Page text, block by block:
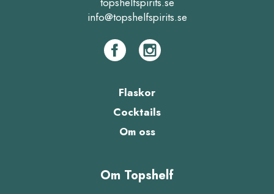
info@topshelfspirits.se
Flaskor
Cocktails
Om oss
Om Topshelf